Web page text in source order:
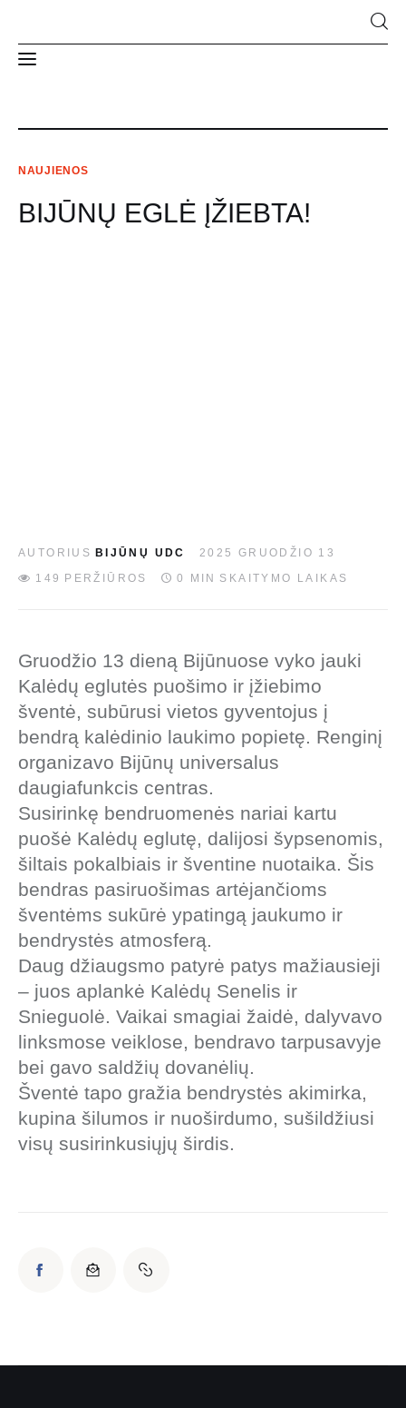
Struktūra ir kontaktai
NAUJIENOS
BIJŪNŲ EGLĖ ĮŽIEBTA!
AUTORIUS BIJŪNŲ UDC
2025 GRUODŽIO 13
149 PERŽIŪROS 0 MIN SKAITYMO LAIKAS
Gruodžio 13 dieną Bijūnuose vyko jauki
Kalėdų eglutės puošimo ir įžiebimo
šventė, subūrusi vietos gyventojus į
bendrą kalėdinio laukimo popietę. Renginį
organizavo Bijūnų universalus
daugiafunkcis centras.
Susirinkę bendruomenės nariai kartu
puošė Kalėdų eglutę, dalijosi šypsenomis,
šiltais pokalbiais ir šventine nuotaika. Šis
bendras pasiruošimas artėjančioms
šventėms sukūrė ypatingą jaukumo ir
bendrystės atmosferą.
Daug džiaugsmo patyrė patys mažiausieji
– juos aplankė Kalėdų Senelis ir
Snieguolė. Vaikai smagiai žaidė, dalyvavo
linksmose veiklose, bendravo tarpusavyje
bei gavo saldžių dovanėlių.
Šventė tapo gražia bendrystės akimirka,
kupina šilumos ir nuoširdumo, sušildžiusi
visų susirinkusiųjų širdis.